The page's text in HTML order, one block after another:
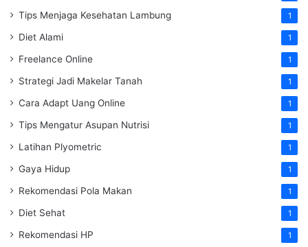
Tips Menjaga Kesehatan Lambung 1
Diet Alami 1
Freelance Online 1
Strategi Jadi Makelar Tanah 1
Cara Adapt Uang Online 1
Tips Mengatur Asupan Nutrisi 1
Latihan Plyometric 1
Gaya Hidup 1
Rekomendasi Pola Makan 1
Diet Sehat 1
Rekomendasi HP 1